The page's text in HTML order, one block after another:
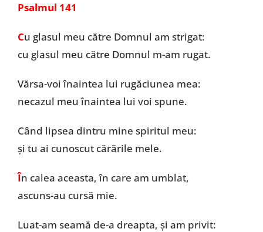
Psalmul 141
Cu glasul meu către Domnul am strigat:
cu glasul meu către Domnul m-am rugat.
Vărsa-voi înaintea lui rugăciunea mea:
necazul meu înaintea lui voi spune.
Când lipsea dintru mine spiritul meu:
și tu ai cunoscut cărările mele.
În calea aceasta, în care am umblat,
ascuns-au cursă mie.
Luat-am seamă de-a dreapta, și am privit: